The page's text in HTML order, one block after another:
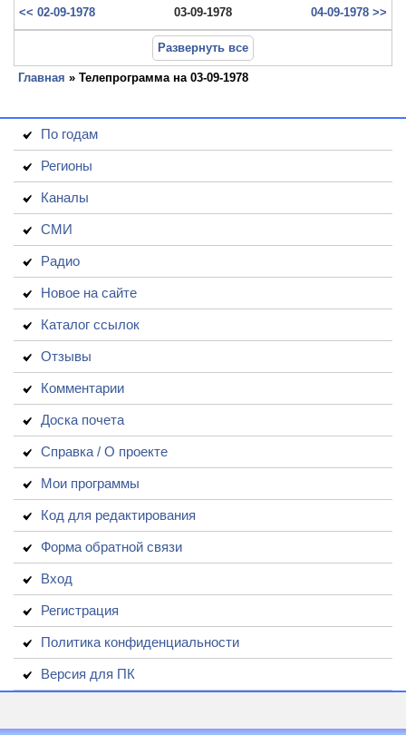
<< 02-09-1978 03-09-1978 04-09-1978 >>
Развернуть все
Главная » Телепрограмма на 03-09-1978
По годам
Регионы
Каналы
СМИ
Радио
Новое на сайте
Каталог ссылок
Отзывы
Комментарии
Доска почета
Справка / О проекте
Мои программы
Код для редактирования
Форма обратной связи
Вход
Регистрация
Политика конфиденциальности
Версия для ПК